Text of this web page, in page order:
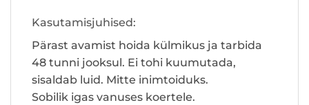
Kasutamisjuhised:
Pärast avamist hoida külmikus ja tarbida
48 tunni jooksul. Ei tohi kuumutada,
sisaldab luid. Mitte inimtoiduks.
Sobilik igas vanuses koertele.